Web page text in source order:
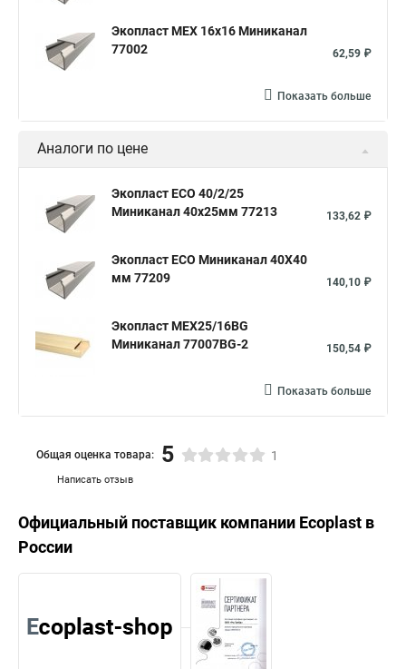
Экопласт MEX 16х16 Миниканал
77002
62,59 ₽
Показать больше
Аналоги по цене
Экопласт ECO 40/2/25
Миниканал 40х25мм 77213
133,62 ₽
Экопласт ECO Миниканал 40Х40
мм 77209
140,10 ₽
Экопласт MEX25/16BG
Миниканал 77007BG-2
150,54 ₽
Показать больше
Написать отзыв
Общая оценка товара: 5 1
Официальный поставщик компании Ecoplast в
России